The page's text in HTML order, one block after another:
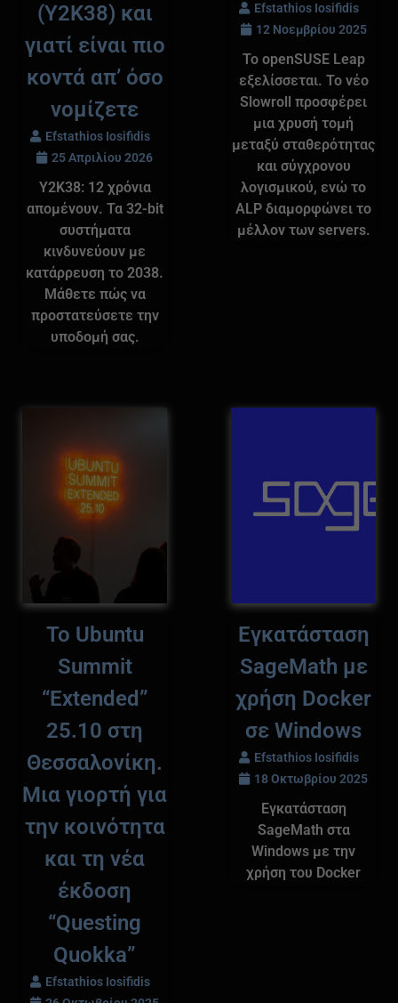
(Y2K38) και
γιατί είναι πιο
κοντά απ’ όσο
νομίζετε
Efstathios Iosifidis
25 Απριλίου 2026
Y2K38: 12 χρόνια
απομένουν. Τα 32-bit
συστήματα
κινδυνεύουν με
κατάρρευση το 2038.
Μάθετε πώς να
προστατεύσετε την
υποδομή σας.
Efstathios Iosifidis
12 Νοεμβρίου 2025
Το openSUSE Leap
εξελίσσεται. Το νέο
Slowroll προσφέρει
μια χρυσή τομή
μεταξύ σταθερότητας
και σύγχρονου
λογισμικού, ενώ το
ALP διαμορφώνει το
μέλλον των servers.
Το Ubuntu
Summit
“Extended”
25.10 στη
Θεσσαλονίκη.
Μια γιορτή για
την κοινότητα
και τη νέα
έκδοση
“Questing
Quokka”
Efstathios Iosifidis
Εγκατάσταση
SageMath με
χρήση Docker
σε Windows
Efstathios Iosifidis
18 Οκτωβρίου 2025
Εγκατάσταση
SageMath στα
Windows με την
χρήση του Docker